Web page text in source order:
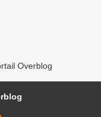
Overblog